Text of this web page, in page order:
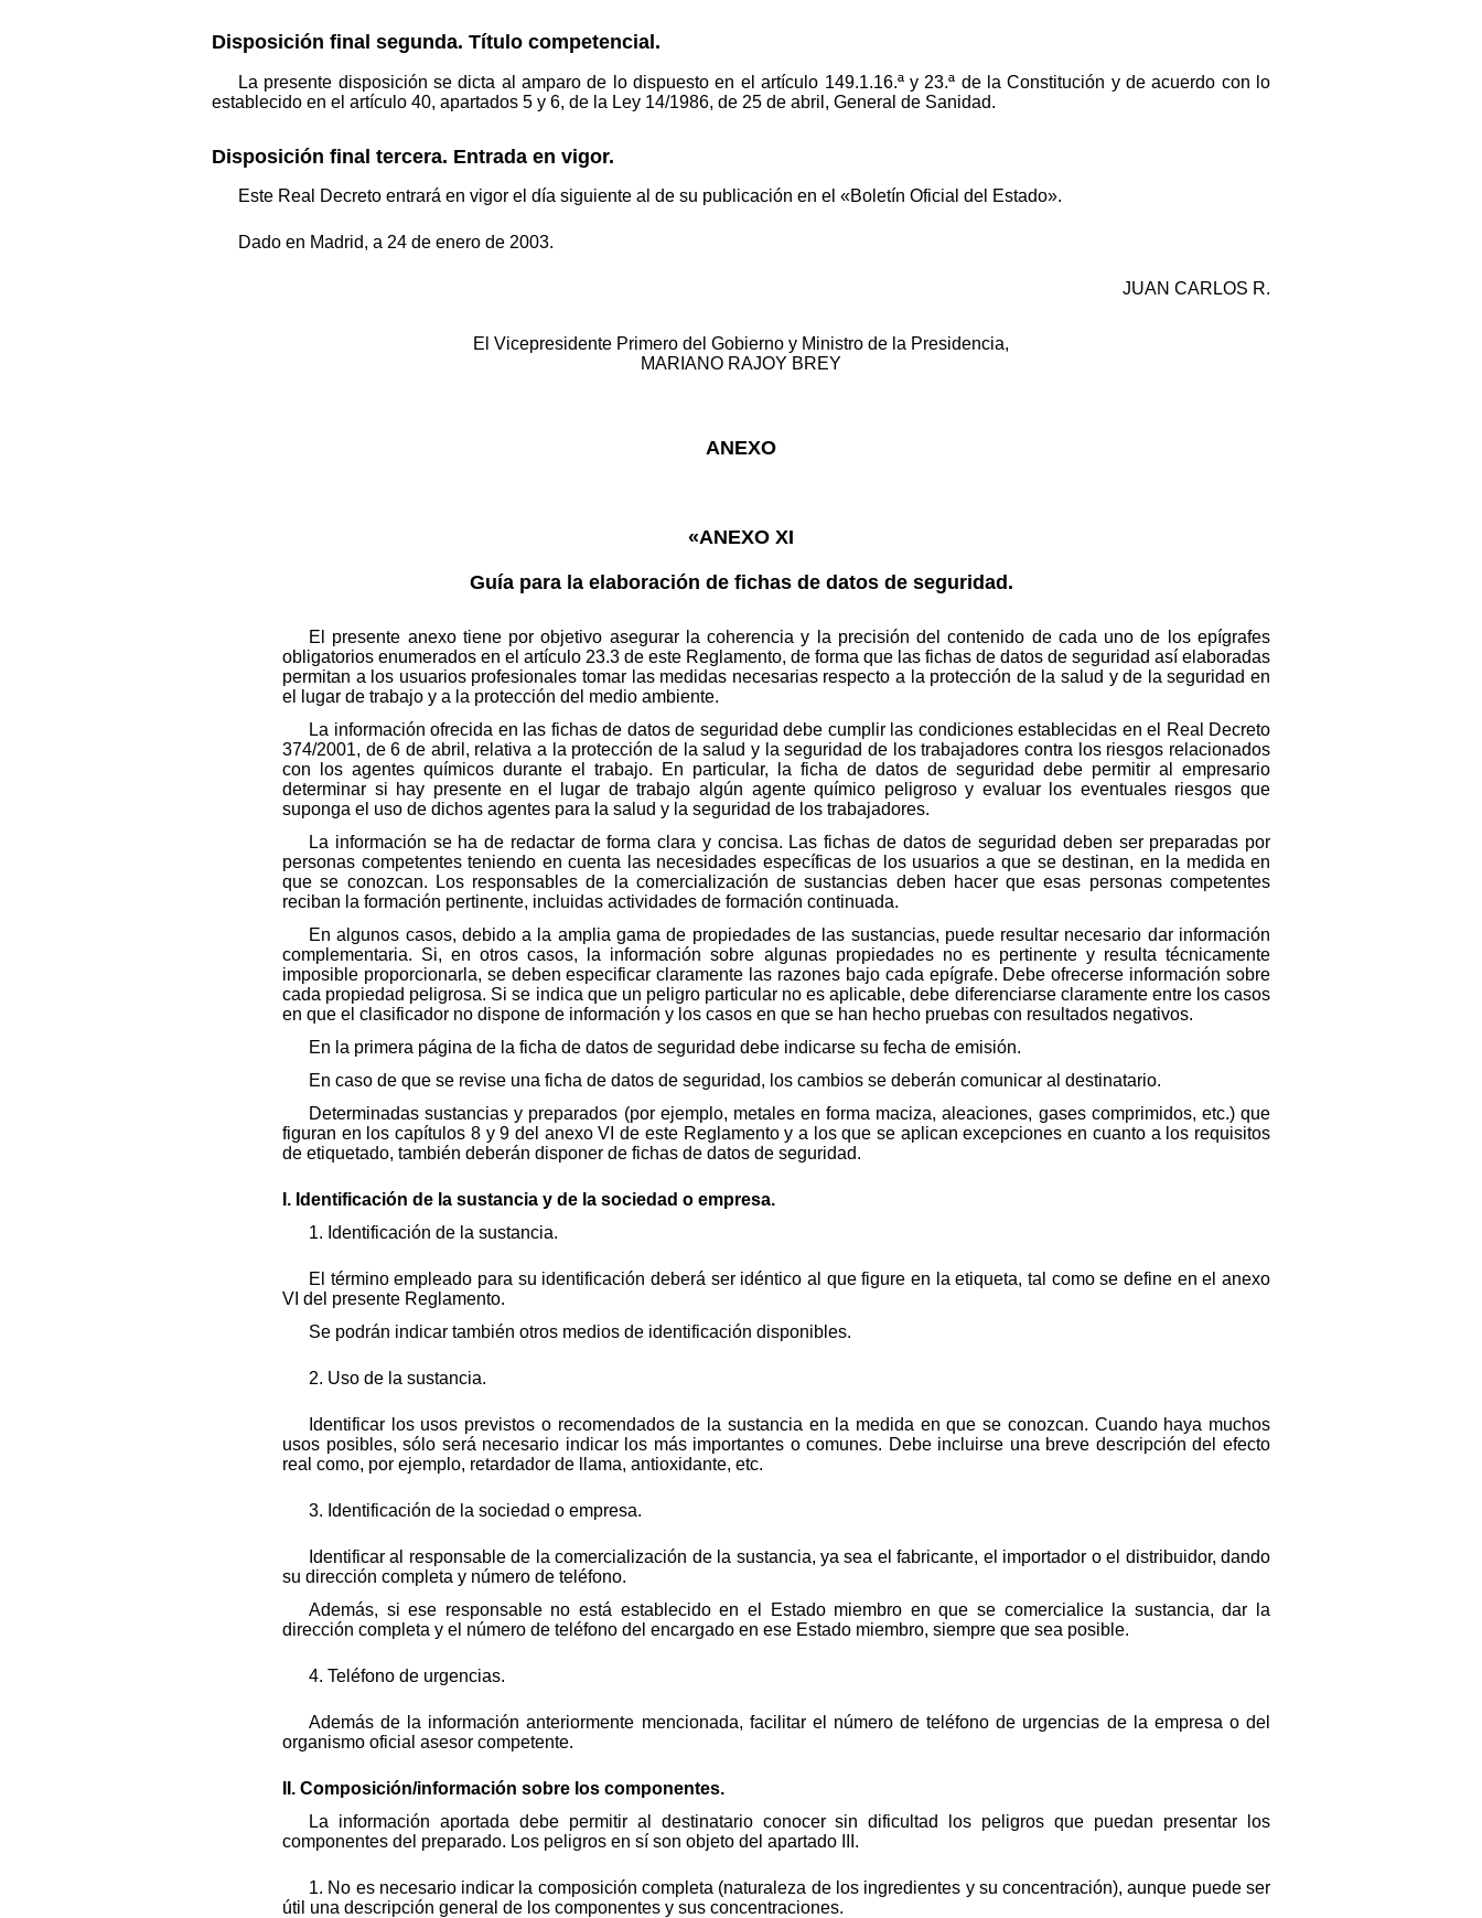
Disposición final segunda. Título competencial.
La presente disposición se dicta al amparo de lo dispuesto en el artículo 149.1.16.ª y 23.ª de la Constitución y de acuerdo con lo
establecido en el artículo 40, apartados 5 y 6, de la Ley 14/1986, de 25 de abril, General de Sanidad.
Disposición final tercera. Entrada en vigor.
Este Real Decreto entrará en vigor el día siguiente al de su publicación en el «Boletín Oficial del Estado».
Dado en Madrid, a 24 de enero de 2003.
JUAN CARLOS R.
El Vicepresidente Primero del Gobierno y Ministro de la Presidencia,
MARIANO RAJOY BREY
ANEXO
«ANEXO XI
Guía para la elaboración de fichas de datos de seguridad.
El presente anexo tiene por objetivo asegurar la coherencia y la precisión del contenido de cada uno de los epígrafes
obligatorios enumerados en el artículo 23.3 de este Reglamento, de forma que las fichas de datos de seguridad así elaboradas
permitan a los usuarios profesionales tomar las medidas necesarias respecto a la protección de la salud y de la seguridad en
el lugar de trabajo y a la protección del medio ambiente.
La información ofrecida en las fichas de datos de seguridad debe cumplir las condiciones establecidas en el Real Decreto
374/2001, de 6 de abril, relativa a la protección de la salud y la seguridad de los trabajadores contra los riesgos relacionados
con los agentes químicos durante el trabajo. En particular, la ficha de datos de seguridad debe permitir al empresario
determinar si hay presente en el lugar de trabajo algún agente químico peligroso y evaluar los eventuales riesgos que
suponga el uso de dichos agentes para la salud y la seguridad de los trabajadores.
La información se ha de redactar de forma clara y concisa. Las fichas de datos de seguridad deben ser preparadas por
personas competentes teniendo en cuenta las necesidades específicas de los usuarios a que se destinan, en la medida en
que se conozcan. Los responsables de la comercialización de sustancias deben hacer que esas personas competentes
reciban la formación pertinente, incluidas actividades de formación continuada.
En algunos casos, debido a la amplia gama de propiedades de las sustancias, puede resultar necesario dar información
complementaria. Si, en otros casos, la información sobre algunas propiedades no es pertinente y resulta técnicamente
imposible proporcionarla, se deben especificar claramente las razones bajo cada epígrafe. Debe ofrecerse información sobre
cada propiedad peligrosa. Si se indica que un peligro particular no es aplicable, debe diferenciarse claramente entre los casos
en que el clasificador no dispone de información y los casos en que se han hecho pruebas con resultados negativos.
En la primera página de la ficha de datos de seguridad debe indicarse su fecha de emisión.
En caso de que se revise una ficha de datos de seguridad, los cambios se deberán comunicar al destinatario.
Determinadas sustancias y preparados (por ejemplo, metales en forma maciza, aleaciones, gases comprimidos, etc.) que
figuran en los capítulos 8 y 9 del anexo VI de este Reglamento y a los que se aplican excepciones en cuanto a los requisitos
de etiquetado, también deberán disponer de fichas de datos de seguridad.
I. Identificación de la sustancia y de la sociedad o empresa.
1. Identificación de la sustancia.
El término empleado para su identificación deberá ser idéntico al que figure en la etiqueta, tal como se define en el anexo
VI del presente Reglamento.
Se podrán indicar también otros medios de identificación disponibles.
2. Uso de la sustancia.
Identificar los usos previstos o recomendados de la sustancia en la medida en que se conozcan. Cuando haya muchos
usos posibles, sólo será necesario indicar los más importantes o comunes. Debe incluirse una breve descripción del efecto
real como, por ejemplo, retardador de llama, antioxidante, etc.
3. Identificación de la sociedad o empresa.
Identificar al responsable de la comercialización de la sustancia, ya sea el fabricante, el importador o el distribuidor, dando
su dirección completa y número de teléfono.
Además, si ese responsable no está establecido en el Estado miembro en que se comercialice la sustancia, dar la
dirección completa y el número de teléfono del encargado en ese Estado miembro, siempre que sea posible.
4. Teléfono de urgencias.
Además de la información anteriormente mencionada, facilitar el número de teléfono de urgencias de la empresa o del
organismo oficial asesor competente.
II. Composición/información sobre los componentes.
La información aportada debe permitir al destinatario conocer sin dificultad los peligros que puedan presentar los
componentes del preparado. Los peligros en sí son objeto del apartado III.
1. No es necesario indicar la composición completa (naturaleza de los ingredientes y su concentración), aunque puede ser
útil una descripción general de los componentes y sus concentraciones.